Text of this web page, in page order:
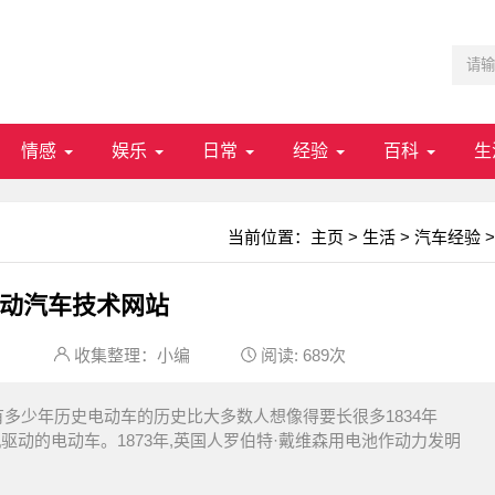
情感 娱乐 日常 经验 百科
当前位置： 主页 > 生活 > 汽车经验 >
汽车技术网站
收集整理：小编 阅读: 689次
少年历史电动车的历史比大多数人想像得要长很多1834年
动的电动车。1873年,英国人罗伯特·戴维森用电池作动力发明